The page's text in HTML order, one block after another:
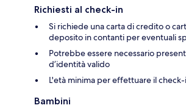
Richiesti al check-in
Si richiede una carta di credito o
deposito in contanti per eventuali
Potrebbe essere necessario
d’identità valido
L'età minima per effettuare il check-
Bambini